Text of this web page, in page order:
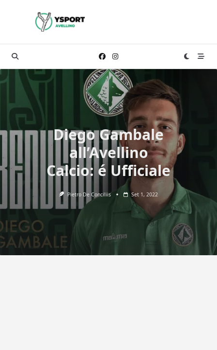
Diego Gambale
all’Avellino
Calcio: é Ufficiale
Pietro De Conciliis Set 1, 2022